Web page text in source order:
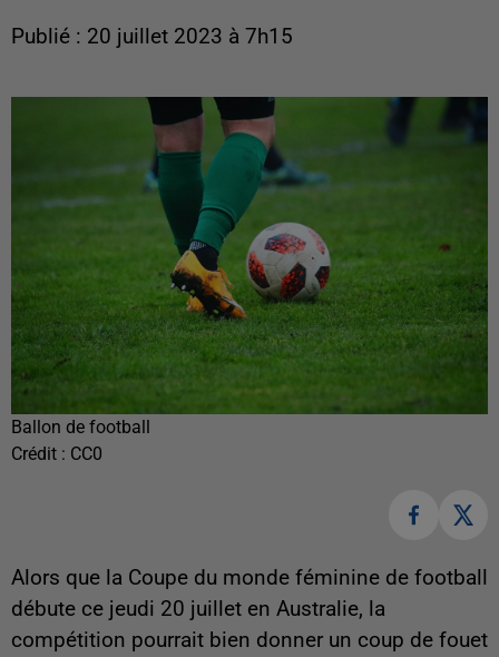
Publié : 20 juillet 2023 à 7h15
Ballon de football
Crédit : CC0
Alors que la Coupe du monde féminine de football
débute ce jeudi 20 juillet en Australie, la
compétition pourrait bien donner un coup de fouet